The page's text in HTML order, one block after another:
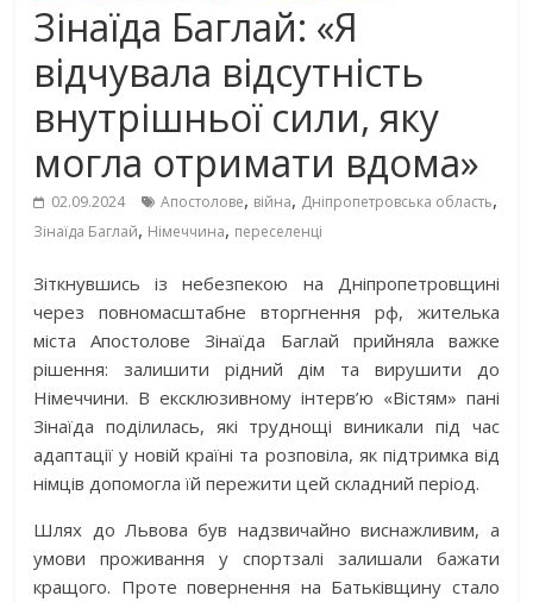
Зінаїда Баглай: «Я
відчувала відсутність
внутрішньої сили, яку
могла отримати вдома»
02.09.2024 Апостолове, війна, Дніпропетровська область,
Зінаїда Баглай, Німеччина, переселенці
Зіткнувшись із небезпекою на Дніпропетровщині
через повномасштабне вторгнення рф, жителька
міста Апостолове Зінаїда Баглай прийняла важке
рішення: залишити рідний дім та вирушити до
Німеччини. В ексклюзивному інтерв’ю «Вістям» пані
Зінаїда поділилась, які труднощі виникали під час
адаптації у новій країні та розповіла, як підтримка від
німців допомогла їй пережити цей складний період.
Шлях до Львова був надзвичайно виснажливим, а
умови проживання у спортзалі залишали бажати
кращого. Проте повернення на Батьківщину стало